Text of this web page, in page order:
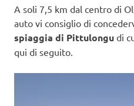
A soli 7,5 km dal centro di
auto vi consiglio di
spiaggia di Pittulongu di
qui di seguito.